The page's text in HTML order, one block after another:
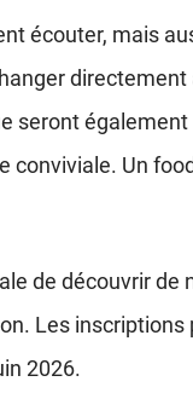
écouter, mais
seront
conviviale. Un
de découvrir de
Les
2026.